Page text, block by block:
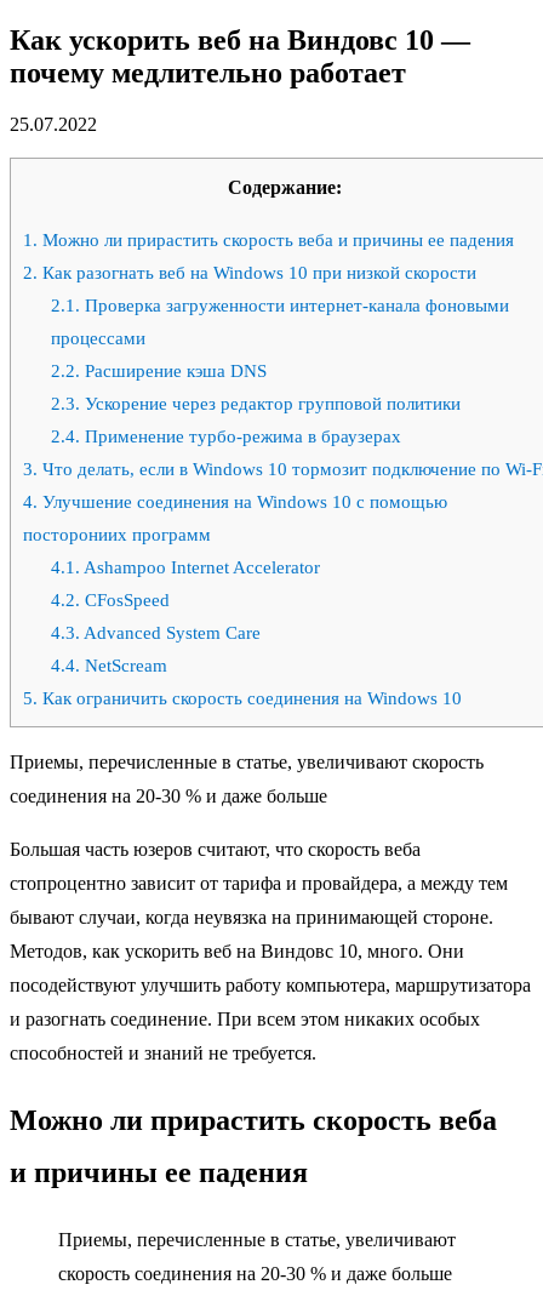
Как ускорить веб на Виндовс 10 —
почему медлительно работает
25.07.2022
Содержание:
1. Можно ли прирастить скорость веба и причины ее падения
2. Как разогнать веб на Windows 10 при низкой скорости
2.1. Проверка загруженности интернет-канала фоновыми
процессами
2.2. Расширение кэша DNS
2.3. Ускорение через редактор групповой политики
2.4. Применение турбо-режима в браузерах
3. Что делать, если в Windows 10 тормозит подключение по Wi-
4. Улучшение соединения на Windows 10 с помощью
посторониих программ
4.1. Ashampoo Internet Accelerator
4.2. СFosSpeed
4.3. Advanced System Care
4.4. NetScream
5. Как ограничить скорость соединения на Windows 10
Приемы, перечисленные в статье, увеличивают скорость
соединения на 20-30 % и даже больше
Большая часть юзеров считают, что скорость веба
стопроцентно зависит от тарифа и провайдера, а между тем
бывают случаи, когда неувязка на принимающей стороне.
Методов, как ускорить веб на Виндовс 10, много. Они
посодействуют улучшить работу компьютера, маршрутизатора
и разогнать соединение. При всем этом никаких особых
способностей и знаний не требуется.
Можно ли прирастить скорость веба
и причины ее падения
Приемы, перечисленные в статье, увеличивают
скорость соединения на 20-30 % и даже больше